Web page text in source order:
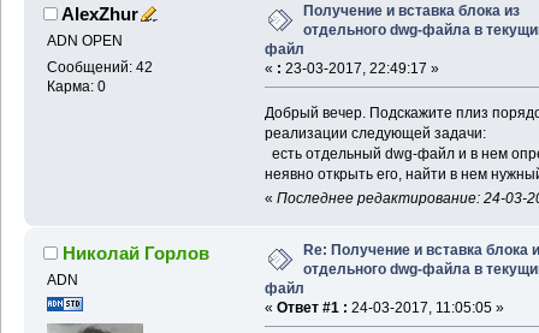
AlexZhur
ADN OPEN
Сообщений: 42
Карма: 0
Получение и вставка блока из
отдельного dwg-файла в
файл
« : 23-03-2017, 22:49:17 »
Добрый вечер. Подскажите плиз
реализации следующей задачи:
есть отдельный dwg-файл и в нем
неявно открыть его, найти в нем
« Последнее редактирование: 24-03-
Николай Горлов
ADN
Re: Получение и вставка блока
отдельного dwg-файла в
файл
« Ответ #1 : 24-03-2017, 11:05:05 »